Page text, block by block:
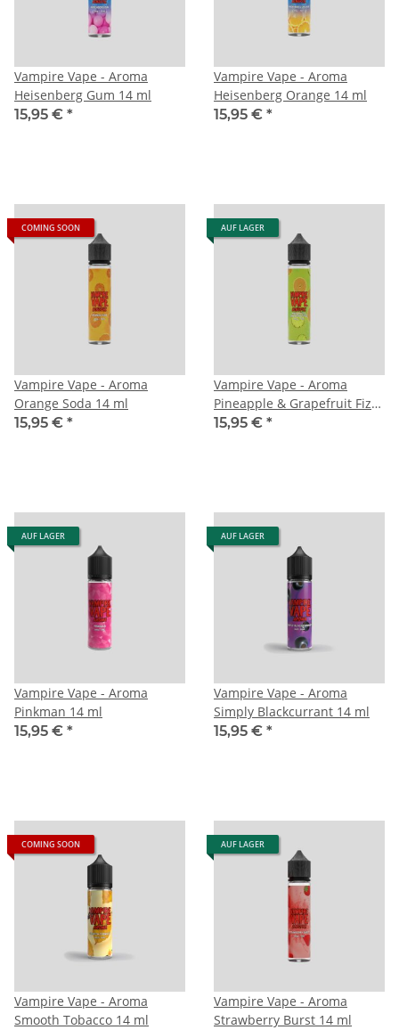
Vampire Vape - Aroma
Heisenberg Gum 14 ml
15,95 € *
Vampire Vape - Aroma
Heisenberg Orange 14 ml
15,95 € *
COMING SOON
Vampire Vape - Aroma
Orange Soda 14 ml
15,95 € *
AUF LAGER
Vampire Vape - Aroma
Pineapple & Grapefruit Fizz
14 ml
15,95 € *
AUF LAGER
Vampire Vape - Aroma
Pinkman 14 ml
15,95 € *
AUF LAGER
Vampire Vape - Aroma
Simply Blackcurrant 14 ml
15,95 € *
COMING SOON
Vampire Vape - Aroma
Smooth Tobacco 14 ml
AUF LAGER
Vampire Vape - Aroma
Strawberry Burst 14 ml